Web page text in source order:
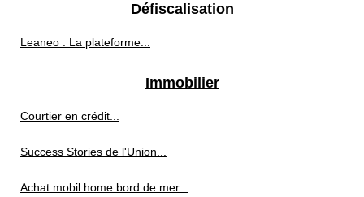
Défiscalisation
Leaneo : La plateforme...
Immobilier
Courtier en crédit...
Success Stories de l'Union...
Achat mobil home bord de mer...